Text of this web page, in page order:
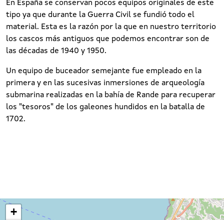
En España se conservan pocos equipos originales de este
tipo ya que durante la Guerra Civil se fundió todo el
material. Esta es la razón por la que en nuestro territorio
los cascos más antiguos que podemos encontrar son de
las décadas de 1940 y 1950.
Un equipo de buceador semejante fue empleado en la
primera y en las sucesivas inmersiones de arqueología
submarina realizadas en la bahía de Rande para recuperar
los "tesoros" de los galeones hundidos en la batalla de
1702.
+